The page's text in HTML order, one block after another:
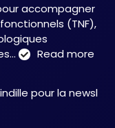
accompagner
(TNF),
Read more
:
pour la newsl